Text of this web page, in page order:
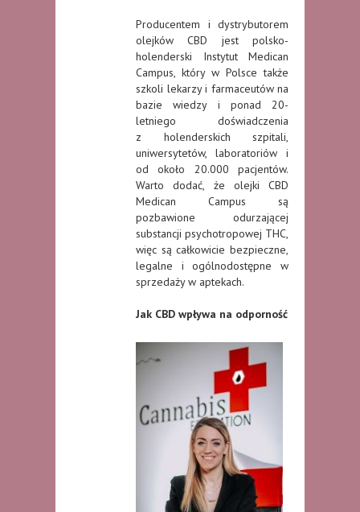
Producentem i dystrybutorem
olejków CBD jest polsko-
holenderski Instytut Medican
Campus, który w Polsce także
szkoli lekarzy i farmaceutów na
bazie wiedzy i ponad 20-
letniego doświadczenia
z holenderskich szpitali,
uniwersytetów, laboratoriów i
od około 20.000 pacjentów.
Warto dodać, że olejki CBD
Medican Campus są
pozbawione odurzającej
substancji psychotropowej THC,
więc są całkowicie bezpieczne,
legalne i ogólnodostępne w
sprzedaży w aptekach.
Jak CBD wpływa na odporność